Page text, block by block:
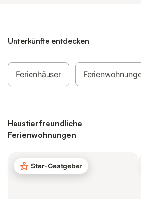
Unterkünfte entdecken
Ferienhäuser
Haustierfreundliche
Ferienwohnungen
Star-Gastgeber